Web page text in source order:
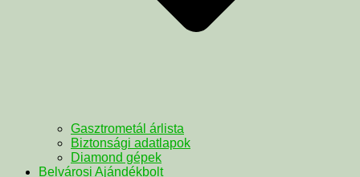
Gasztrometál árlista
Biztonsági adatlapok
Diamond gépek
Belvárosi Ajándékbolt